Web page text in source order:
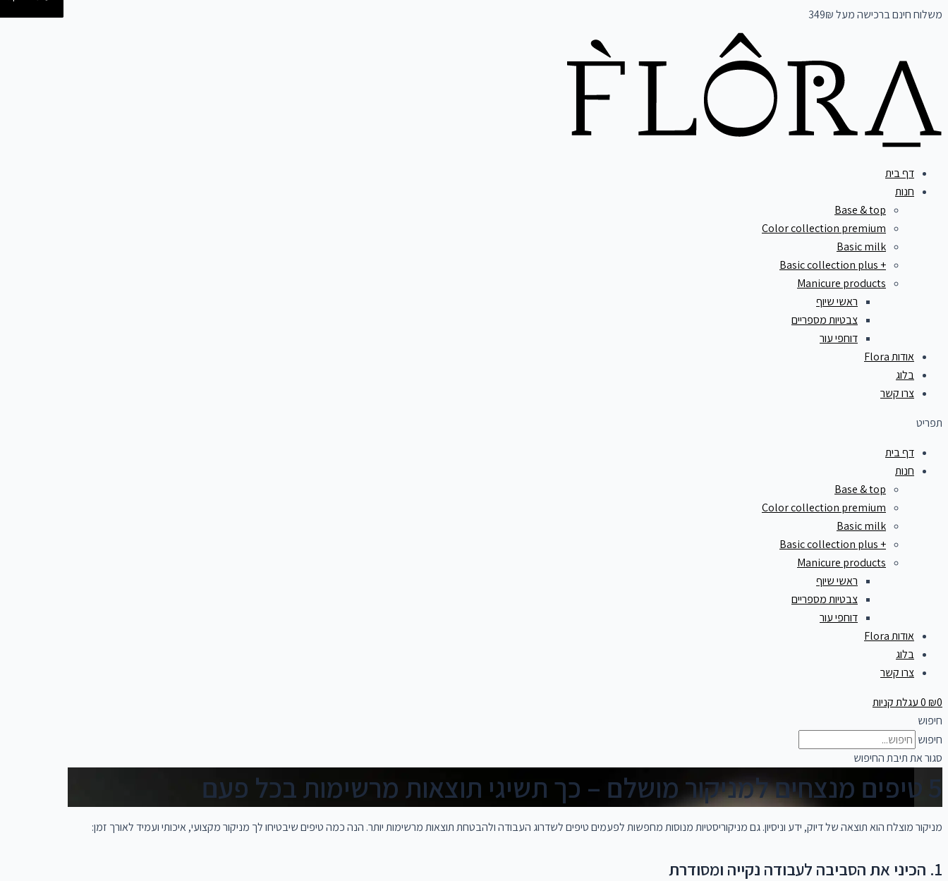
משלוח חינם ברכישה מעל 349₪
דף בית
חנות
Base & top
Color collection premium
Basic milk
+ Basic collection plus
Manicure products
ראשי שיוף
צבטיות מספריים
דוחפי עור
אודות Flora
בלוג
צרו קשר
תפריט
דף בית
חנות
Base & top
Color collection premium
Basic milk
+ Basic collection plus
Manicure products
ראשי שיוף
צבטיות מספריים
דוחפי עור
אודות Flora
בלוג
צרו קשר
₪0
0עגלת קניות
חיפוש
חיפוש
סגור את תיבת החיפוש
5 טיפים מנצחים למניקור מושלם – כך תשיגי תוצאות מרשימות בכל פעם
מניקור מוצלח הוא תוצאה של דיוק, ידע וניסיון. גם מניקוריסטיות מנוסות מחפשות לפעמים טיפים לשדרוג העבודה ולהבטחת תוצאות מרשימות יותר. הנה כמה טיפים שיבטיחו לך מניקור מקצועי, איכותי ועמיד לאורך זמן:
1. הכיני את הסביבה לעבודה נקייה ומסודרת